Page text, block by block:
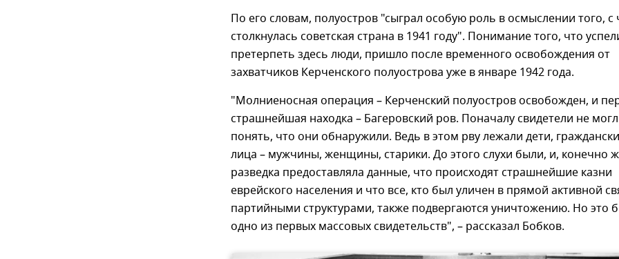
По его словам, полуостров "сыграл особую роль в осмыслении того, с
столкнулась советская страна в 1941 году". Понимание того, что
претерпеть здесь люди, пришло после временного освобождения от
захватчиков Керченского полуострова уже в январе 1942 года.
"Молниеносная операция – Керченский полуостров освобожден, и
страшнейшая находка – Багеровский ров. Поначалу свидетели не
понять, что они обнаружили. Ведь в этом рву лежали дети,
лица – мужчины, женщины, старики. До этого слухи были, и, конечно
разведка предоставляла данные, что происходят страшнейшие казни
еврейского населения и что все, кто был уличен в прямой активной
партийными структурами, также подвергаются уничтожению. Но это
одно из первых массовых свидетельств", – рассказал Бобков.